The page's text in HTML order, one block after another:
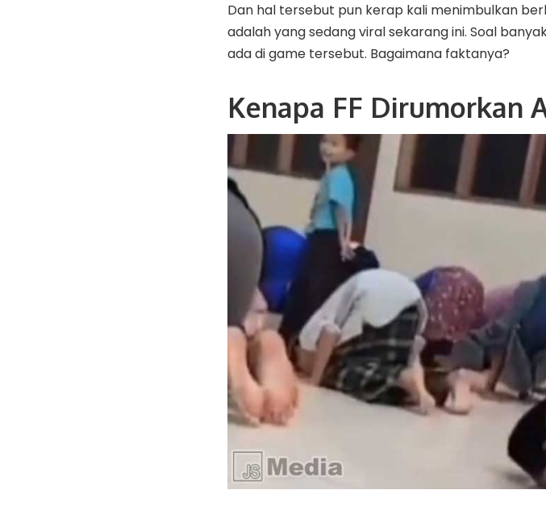
Dan hal tersebut pun kerap kali menimbulkan
adalah yang sedang viral sekarang ini. Soal
ada di game tersebut. Bagaimana faktanya?
Kenapa FF Dirumorkan